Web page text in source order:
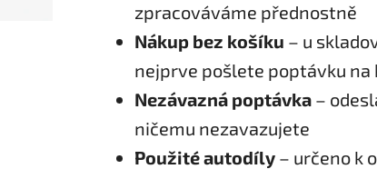
zpracováváme přednostně
Nákup bez košíku – u
nejprve pošlete poptávku
Nezávazná poptávka –
ničemu nezavazujete
Použité autodíly – určeno k